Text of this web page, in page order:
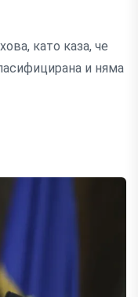
като каза, че
и няма